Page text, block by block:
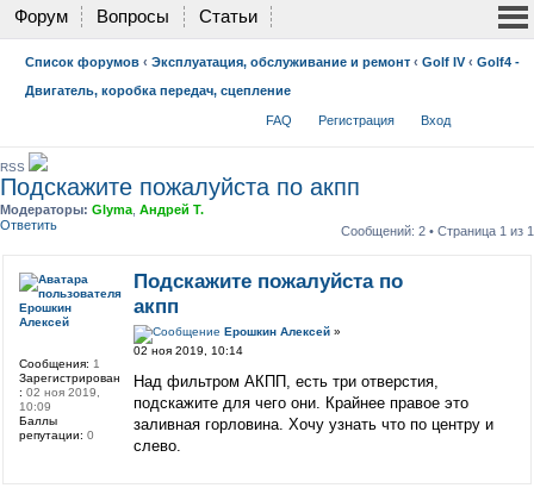
Форум Вопросы Статьи
Список форумов ‹ Эксплуатация, обслуживание и ремонт ‹ Golf IV ‹ Golf4 -
Двигатель, коробка передач, сцепление
FAQ Регистрация Вход
RSS
Подскажите пожалуйста по акпп
Модераторы: Glyma Андрей Т.
Ответить
Сообщений: 2 • Страница 1 из 1
Подскажите пожалуйста по
акпп
Ерошкин Алексей»
02 ноя 2019, 10:14
Над фильтром АКПП, есть три отверстия,
подскажите для чего они. Крайнее правое это
заливная горловина. Хочу узнать что по центру и
слево.
Ерошкин
Алексей
Сообщения: 1
Зарегистрирован
: 02 ноя 2019,
10:09
Баллы
репутации: 0